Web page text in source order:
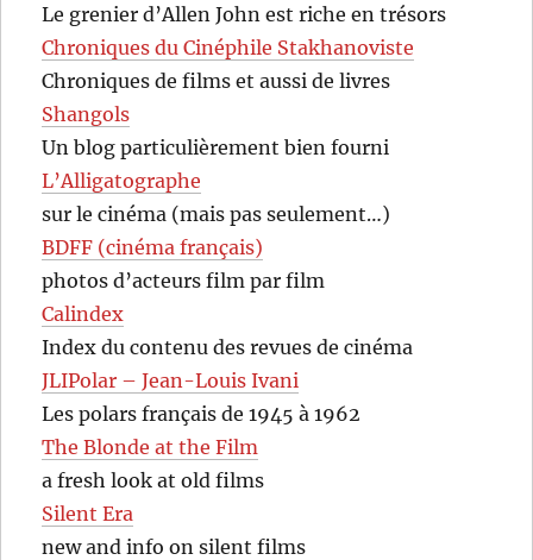
Le grenier d’Allen John est riche en trésors
Chroniques du Cinéphile Stakhanoviste
Chroniques de films et aussi de livres
Shangols
Un blog particulièrement bien fourni
L’Alligatographe
sur le cinéma (mais pas seulement…)
BDFF (cinéma français)
photos d’acteurs film par film
Calindex
Index du contenu des revues de cinéma
JLIPolar – Jean-Louis Ivani
Les polars français de 1945 à 1962
The Blonde at the Film
a fresh look at old films
Silent Era
new and info on silent films